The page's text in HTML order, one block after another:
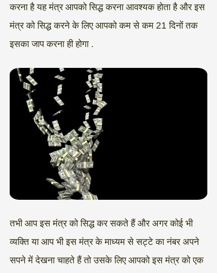
करना है यह मंत्र आपको सिद्ध करना आवश्यक होता है और इस
मंत्र को सिद्ध करने के लिए आपको कम से कम 21 दिनों तक
इसका जाप करना ही होगा .
तभी आप इस मंत्र को सिद्ध कर सकते हैं और अगर कोई भी
व्यक्ति या आप भी इस मंत्र के माध्यम से सट्टे का नंबर अपने
सपने में देखना चाहते हैं तो उसके लिए आपको इस मंत्र को एक